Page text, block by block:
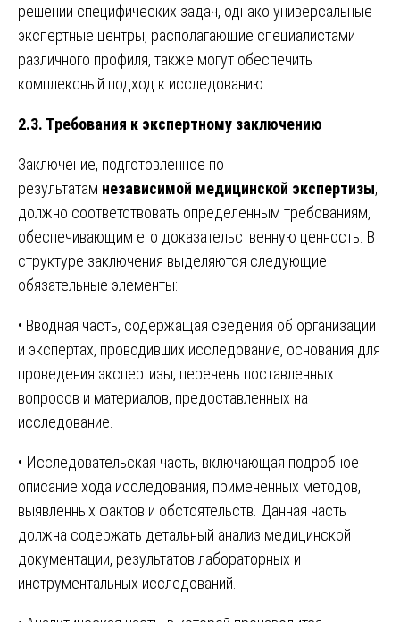
решении специфических задач, однако универсальные
экспертные центры, располагающие специалистами
различного профиля, также могут обеспечить
комплексный подход к исследованию.
2.3. Требования к экспертному заключению
Заключение, подготовленное по
результатам независимой медицинской экспертизы,
должно соответствовать определенным требованиям,
обеспечивающим его доказательственную ценность. В
структуре заключения выделяются следующие
обязательные элементы:
• Вводная часть, содержащая сведения об организации
и экспертах, проводивших исследование, основания для
проведения экспертизы, перечень поставленных
вопросов и материалов, предоставленных на
исследование.
• Исследовательская часть, включающая подробное
описание хода исследования, примененных методов,
выявленных фактов и обстоятельств. Данная часть
должна содержать детальный анализ медицинской
документации, результатов лабораторных и
инструментальных исследований.